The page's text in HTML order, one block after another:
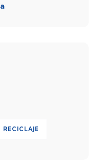
RECICLAJE